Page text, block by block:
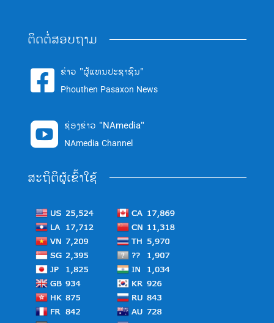
ຕິດຕໍ່ສອບຖາມ
 ຂ່າວ "ຜູ້ແທນປະຊາຊົນ"
Phouthen Pasaxon News
 ຊ່ອງຂ່າວ "NAmedia"
NAmedia Channel
ສະຖິຕິຜູ້ເຂົ້າໃຊ້